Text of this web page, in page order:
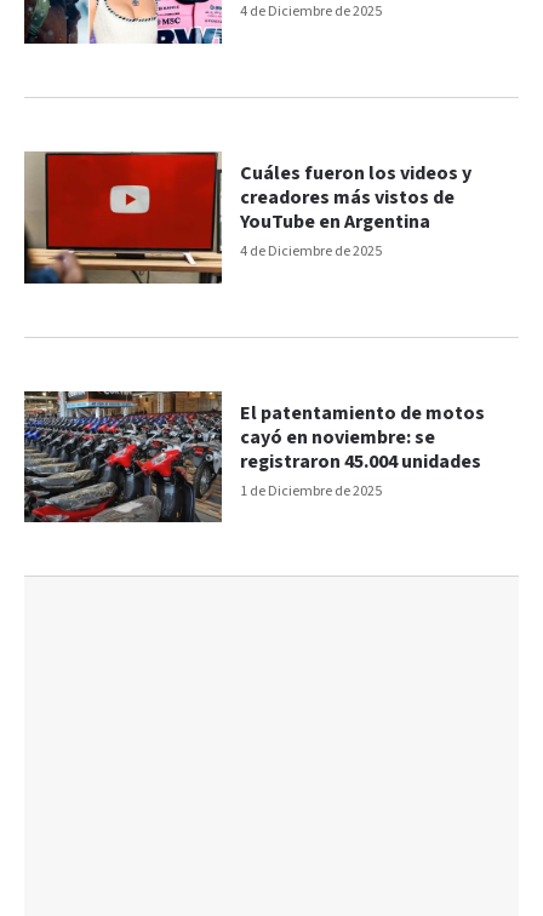
4 de Diciembre de 2025
lideran la lista
4 de Diciembre de 2025
Cuáles fueron los videos y
creadores más vistos de
YouTube en Argentina
1 de Diciembre de 2025
El patentamiento de motos
cayó en noviembre: se
registraron 45.004 unidades